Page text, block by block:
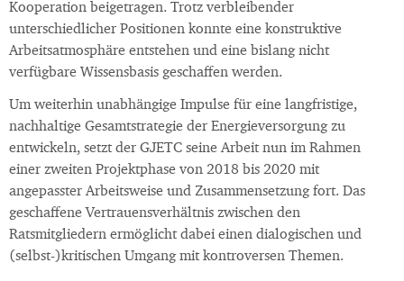
Kooperation beigetragen. Trotz verbleibender
unterschiedlicher Positionen konnte eine konstruktive
Arbeitsatmosphäre entstehen und eine bislang nicht
verfügbare Wissensbasis geschaffen werden.
Um weiterhin unabhängige Impulse für eine langfristige,
nachhaltige Gesamtstrategie der Energieversorgung zu
entwickeln, setzt der GJETC seine Arbeit nun im Rahmen
einer zweiten Projektphase von 2018 bis 2020 mit
angepasster Arbeitsweise und Zusammensetzung fort. Das
geschaffene Vertrauensverhältnis zwischen den
Ratsmitgliedern ermöglicht dabei einen dialogischen und
(selbst-)kritischen Umgang mit kontroversen Themen.